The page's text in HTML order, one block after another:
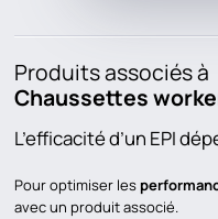
Produits associés à
Chaussettes
L’efficacité d’un EPI
Pour optimiser les
avec un produit associé.